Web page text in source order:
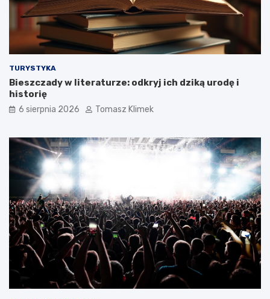
TURYSTYKA
Bieszczady w literaturze: odkryj ich dziką urodę i
historię
6 sierpnia 2026 Tomasz Klimek